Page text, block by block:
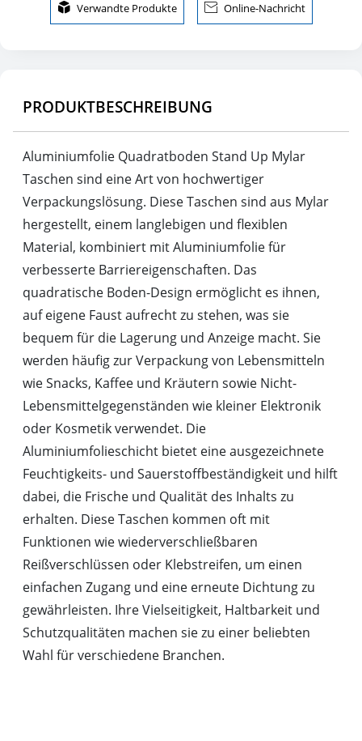
 Verwandte Produkte  Online-Nachricht
PRODUKTBESCHREIBUNG
Aluminiumfolie Quadratboden Stand Up Mylar
Taschen sind eine Art von hochwertiger
Verpackungslösung. Diese Taschen sind aus Mylar
hergestellt, einem langlebigen und flexiblen
Material, kombiniert mit Aluminiumfolie für
verbesserte Barriereigenschaften. Das
quadratische Boden-Design ermöglicht es ihnen,
auf eigene Faust aufrecht zu stehen, was sie
bequem für die Lagerung und Anzeige macht. Sie
werden häufig zur Verpackung von Lebensmitteln
wie Snacks, Kaffee und Kräutern sowie Nicht-
Lebensmittelgegenständen wie kleiner Elektronik
oder Kosmetik verwendet. Die
Aluminiumfolieschicht bietet eine ausgezeichnete
Feuchtigkeits- und Sauerstoffbeständigkeit und hilft
dabei, die Frische und Qualität des Inhalts zu
erhalten. Diese Taschen kommen oft mit
Funktionen wie wiederverschließbaren
Reißverschlüssen oder Klebstreifen, um einen
einfachen Zugang und eine erneute Dichtung zu
gewährleisten. Ihre Vielseitigkeit, Haltbarkeit und
Schutzqualitäten machen sie zu einer beliebten
Wahl für verschiedene Branchen.